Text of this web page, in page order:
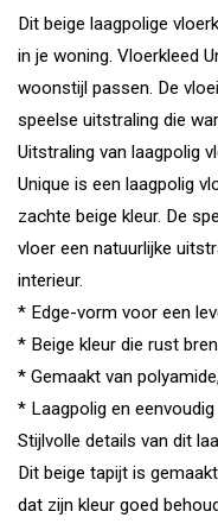
Dit beige laagpolige
in je woning. Vloerkleed
woonstijl passen. De
speelse uitstraling die
Uitstraling van laagpolig
Unique is een laagpolig
zachte beige kleur. De
vloer een natuurlijke
interieur.
* Edge-vorm voor een
* Beige kleur die rust
* Gemaakt van
* Laagpolig en
Stijlvolle details van dit
Dit beige tapijt is
dat zijn kleur goed